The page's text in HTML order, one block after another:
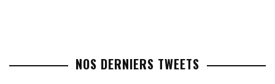
NOS DERNIERS TWEETS